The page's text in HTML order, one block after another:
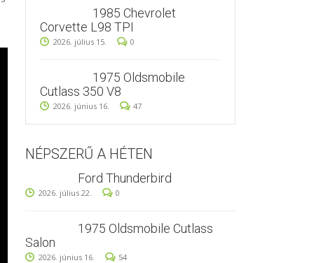
1985 Chevrolet
Corvette L98 TPI
2026. július 15. 0
1975 Oldsmobile
Cutlass 350 V8
2026. június 16. 47
NÉPSZERŰ A HÉTEN
Ford Thunderbird
2026. július 22. 0
1975 Oldsmobile Cutlass
Salon
2026. június 16. 54